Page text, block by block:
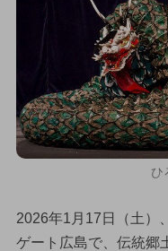
ひ
2026年1月17日（土）
ゲート広島で、伝統郷